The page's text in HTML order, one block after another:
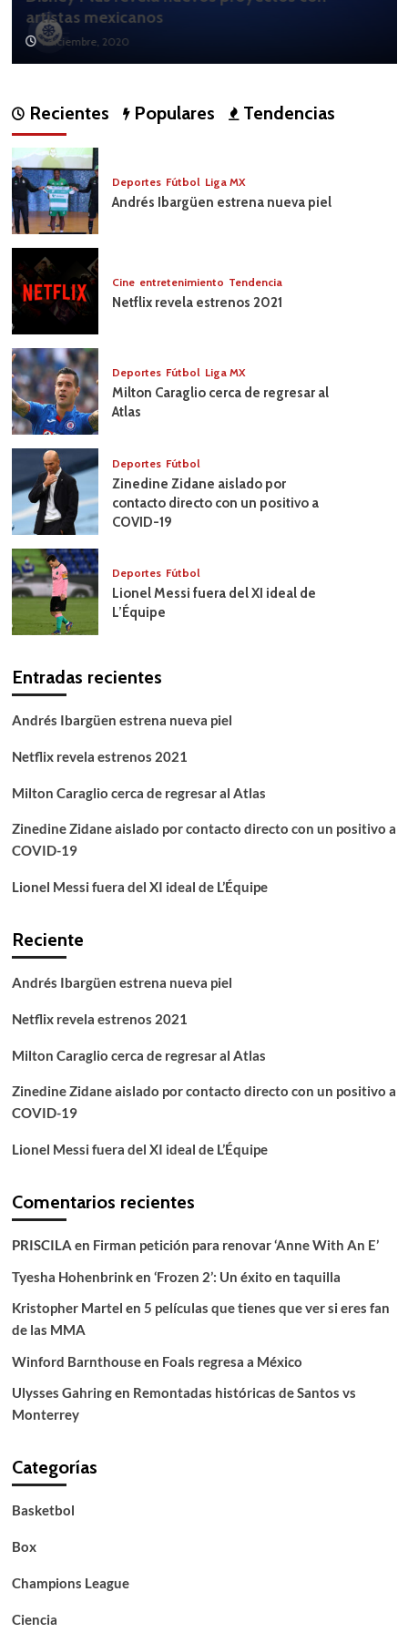
artistas mexicanos
1 diciembre, 2020
Recientes Populares Tendencias
Deportes Fútbol Liga MX
Andrés Ibargüen estrena nueva piel
Cine entretenimiento Tendencia
Netflix revela estrenos 2021
Deportes Fútbol Liga MX
Milton Caraglio cerca de regresar al
Atlas
Deportes Fútbol
Zinedine Zidane aislado por
contacto directo con un positivo a
COVID-19
Deportes Fútbol
Lionel Messi fuera del XI ideal de
L’Équipe
Entradas recientes
Andrés Ibargüen estrena nueva piel
Netflix revela estrenos 2021
Milton Caraglio cerca de regresar al Atlas
Zinedine Zidane aislado por contacto directo con un positivo a
COVID-19
Lionel Messi fuera del XI ideal de L’Équipe
Reciente
Andrés Ibargüen estrena nueva piel
Netflix revela estrenos 2021
Milton Caraglio cerca de regresar al Atlas
Zinedine Zidane aislado por contacto directo con un positivo a
COVID-19
Lionel Messi fuera del XI ideal de L’Équipe
Comentarios recientes
PRISCILA en Firman petición para renovar ‘Anne With An E’
Tyesha Hohenbrinken ‘Frozen 2’: Un éxito en taquilla
Kristopher Martel en 5 películas que tienes que ver si eres fan
de las MMA
Winford Barnthouseen Foals regresa a México
Ulysses Gahringen Remontadas históricas de Santos vs
Monterrey
Categorías
Basketbol
Box
Champions League
Ciencia